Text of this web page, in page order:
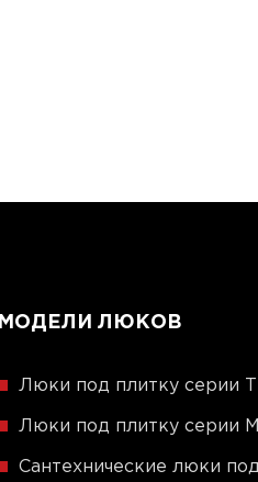
МОДЕЛИ ЛЮКОВ
Люки под плитку серии
Люки под плитку серии
Сантехнические люки